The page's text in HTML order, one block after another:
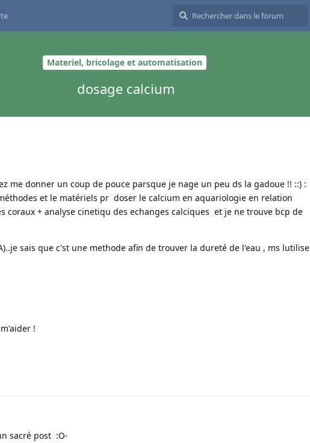
Materiel, bricolage et automatisation
dosage calcium
me donner un coup de pouce parsque je nage un peu ds la gadoue !! ::) :
et le matériels pr doser le calcium en aquariologie en relation
coraux + analyse cinetiqu des echanges calciques et je ne trouve bcp de
sais que c'st une methode afin de trouver la dureté de l'eau , ms lutilise
!
sacré post :O-